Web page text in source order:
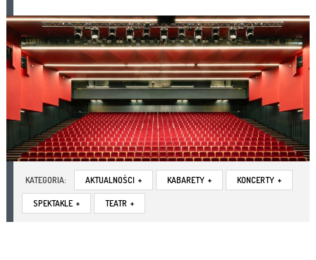
KATEGORIA: AKTUALNOŚCI + KABARETY + KONCERTY +
SPEKTAKLE + TEATR +